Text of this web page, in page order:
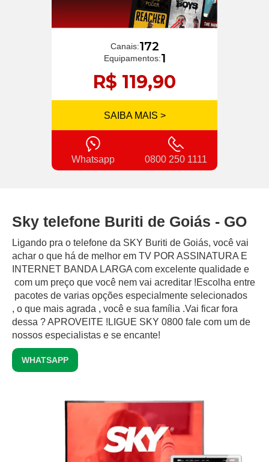
Canais:172
Equipamentos:1
R$ 119,90
SAIBA MAIS >
Whatsapp 0800 250 1111
Sky telefone Buriti de Goiás - GO
Ligando pra o telefone da SKY Buriti de Goiás, você vai
achar o que há de melhor em TV POR ASSINATURA E
INTERNET BANDA LARGA com excelente qualidade e
com um preço que você nem vai acreditar !Escolha entre
pacotes de varias opções especialmente selecionados
, o que mais agrada , você e sua família .Vai ficar fora
dessa ? APROVEITE !LIGUE SKY 0800 fale com um de
nossos especialistas e se encante!
WHATSAPP